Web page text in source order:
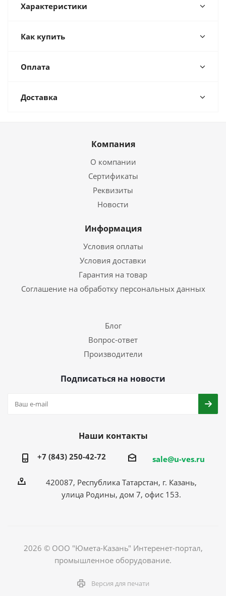
Характеристики
Как купить
Оплата
Доставка
Компания
О компании
Сертификаты
Реквизиты
Новости
Информация
Условия оплаты
Условия доставки
Гарантия на товар
Соглашение на обработку персональных данных
Блог
Вопрос-ответ
Производители
Подписаться на новости
Наши контакты
+7 (843) 250-42-72 sale@u-ves.ru
420087, Республика Татарстан, г. Казань,
улица Родины, дом 7, офис 153.
2026 © ООО "Юмета-Казань" Интеренет-портал,
промышленное оборудование.
Версия для печати